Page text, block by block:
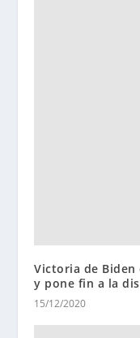
Victoria de Biden
y pone fin a la
15/12/2020